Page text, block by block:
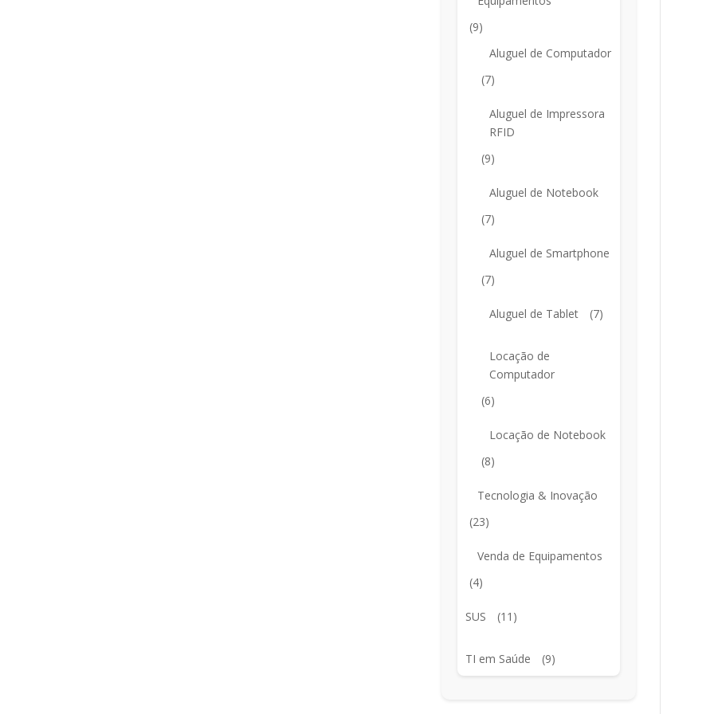
(9)
Aluguel de Computador
(7)
Aluguel de Impressora
RFID
(9)
Aluguel de Notebook
(7)
Aluguel de Smartphone
(7)
Aluguel de Tablet (7)
Locação de
Computador
(6)
Locação de Notebook
(8)
Tecnologia & Inovação
(23)
Venda de Equipamentos
(4)
SUS (11)
TI em Saúde (9)